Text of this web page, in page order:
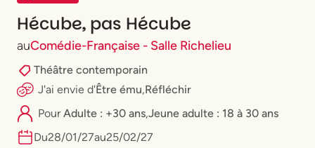
Hécube, pas Hécube
auComédie-Française - Salle Richelieu
Théâtre contemporain
J'ai envie d'Être ému,Réfléchir
PourAdulte : +30 ans,⁠Jeune adulte : 18 à 30 ans
Du28/01/27au25/02/27